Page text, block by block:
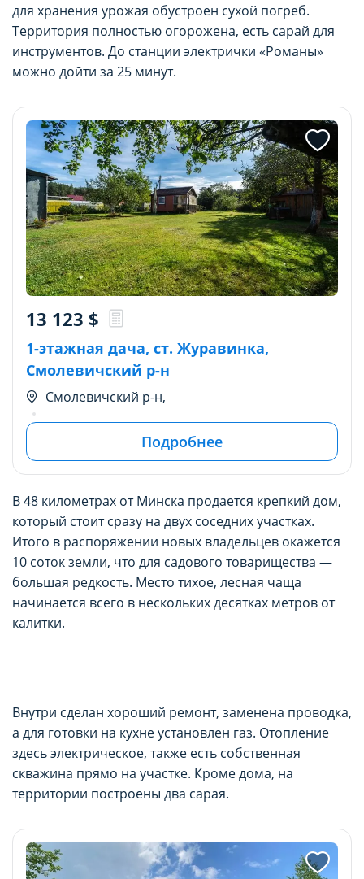
для хранения урожая обустроен сухой погреб.
Территория полностью огорожена, есть сарай для
инструментов. До станции электрички «Романы»
можно дойти за 25 минут.
1-этажная дача, ст. Журавинка,
Смолевичский р-н
Смолевичский р-н,
13 123 $
Подробнее
В 48 километрах от Минска продается крепкий дом,
который стоит сразу на двух соседних участках.
Итого в распоряжении новых владельцев окажется
10 соток земли, что для садового товарищества —
большая редкость. Место тихое, лесная чаща
начинается всего в нескольких десятках метров от
калитки.
Внутри сделан хороший ремонт, заменена проводка,
а для готовки на кухне установлен газ. Отопление
здесь электрическое, также есть собственная
скважина прямо на участке. Кроме дома, на
территории построены два сарая.